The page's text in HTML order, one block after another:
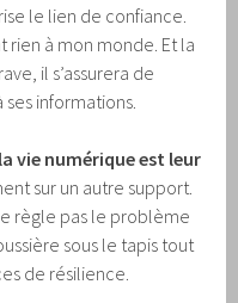
le lien de confiance.
rien à mon monde. Et la
il s’assurera de
informations.
la vie numérique est leur
sur un autre support.
règle pas le problème
sous le tapis tout
de résilience.